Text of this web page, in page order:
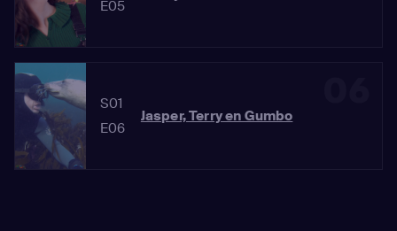
E05
S01
E06
Jasper, Terry en Gumbo